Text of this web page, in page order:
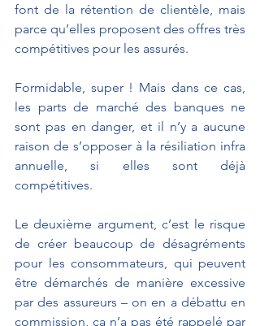
font de la rétention de clientèle, mais
parce qu’elles proposent des offres très
compétitives pour les assurés.
Formidable, super ! Mais dans ce cas,
les parts de marché des banques ne
sont pas en danger, et il n’y a aucune
raison de s’opposer à la résiliation infra
annuelle, si elles sont déjà
compétitives.
Le deuxième argument, c’est le risque
de créer beaucoup de désagréments
pour les consommateurs, qui peuvent
être démarchés de manière excessive
par des assureurs – on en a débattu en
commission, ça n’a pas été rappelé par